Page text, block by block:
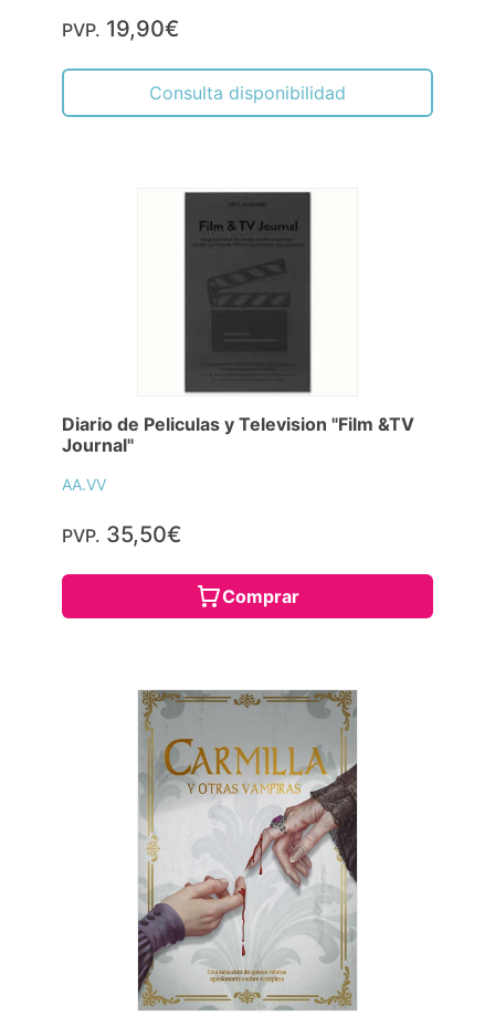
PVP. 19,90€
Consulta disponibilidad
Diario de Peliculas y Television "Film &TV
Journal"
AA.VV
PVP. 35,50€
Comprar